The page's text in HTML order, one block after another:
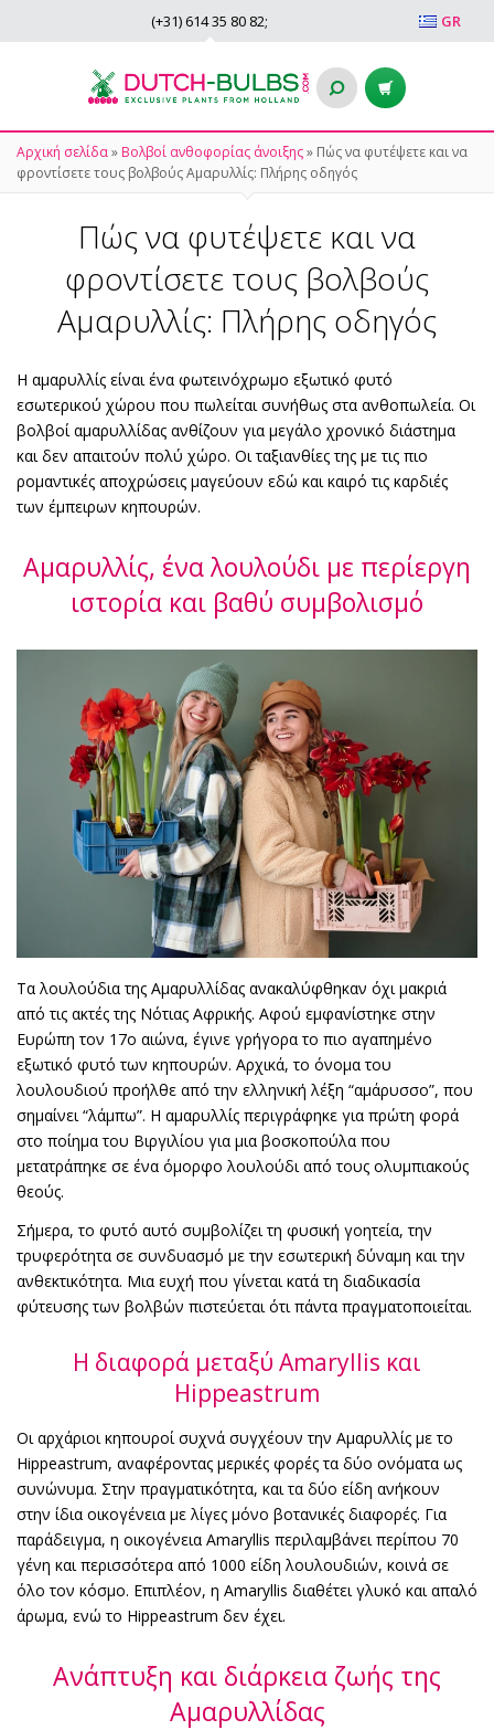
GR
(+31) 614 35 80 82;
Αρχική σελίδα» Βολβοί ανθοφορίας άνοιξης» Πώς να φυτέψετε και να
φροντίσετε τους βολβούς Αμαρυλλίς: Πλήρης οδηγός
Πώς να φυτέψετε και να
φροντίσετε τους βολβούς
Αμαρυλλίς: Πλήρης οδηγός
Η αμαρυλλίς είναι ένα φωτεινόχρωμο εξωτικό φυτό
εσωτερικού χώρου που πωλείται συνήθως στα ανθοπωλεία. Οι
βολβοί αμαρυλλίδας ανθίζουν για μεγάλο χρονικό διάστημα
και δεν απαιτούν πολύ χώρο. Οι ταξιανθίες της με τις πιο
ρομαντικές αποχρώσεις μαγεύουν εδώ και καιρό τις καρδιές
των έμπειρων κηπουρών.
Αμαρυλλίς, ένα λουλούδι με περίεργη
ιστορία και βαθύ συμβολισμό
Τα λουλούδια της Αμαρυλλίδας ανακαλύφθηκαν όχι μακριά
από τις ακτές της Νότιας Αφρικής. Αφού εμφανίστηκε στην
Ευρώπη τον 17ο αιώνα, έγινε γρήγορα το πιο αγαπημένο
εξωτικό φυτό των κηπουρών. Αρχικά, το όνομα του
λουλουδιού προήλθε από την ελληνική λέξη “αμάρυσσο”, που
σημαίνει “λάμπω”. Η αμαρυλλίς περιγράφηκε για πρώτη φορά
στο ποίημα του Βιργιλίου για μια βοσκοπούλα που
μετατράπηκε σε ένα όμορφο λουλούδι από τους ολυμπιακούς
θεούς.
Σήμερα, το φυτό αυτό συμβολίζει τη φυσική γοητεία, την
τρυφερότητα σε συνδυασμό με την εσωτερική δύναμη και την
ανθεκτικότητα. Μια ευχή που γίνεται κατά τη διαδικασία
φύτευσης των βολβών πιστεύεται ότι πάντα πραγματοποιείται.
Η διαφορά μεταξύ Amaryllis και
Hippeastrum
Οι αρχάριοι κηπουροί συχνά συγχέουν την Αμαρυλλίς με το
Hippeastrum, αναφέροντας μερικές φορές τα δύο ονόματα ως
συνώνυμα. Στην πραγματικότητα, και τα δύο είδη ανήκουν
στην ίδια οικογένεια με λίγες μόνο βοτανικές διαφορές. Για
παράδειγμα, η οικογένεια Amaryllis περιλαμβάνει περίπου 70
γένη και περισσότερα από 1000 είδη λουλουδιών, κοινά σε
όλο τον κόσμο. Επιπλέον, η Amaryllis διαθέτει γλυκό και απαλό
άρωμα, ενώ το Hippeastrum δεν έχει.
Ανάπτυξη και διάρκεια ζωής της
Αμαρυλλίδας